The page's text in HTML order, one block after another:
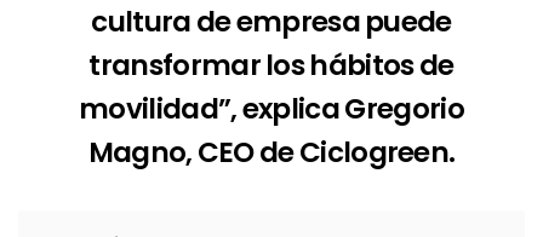
cultura de empresa puede
transformar los hábitos de
movilidad”,explica Gregorio
Magno, CEO de Ciclogreen.